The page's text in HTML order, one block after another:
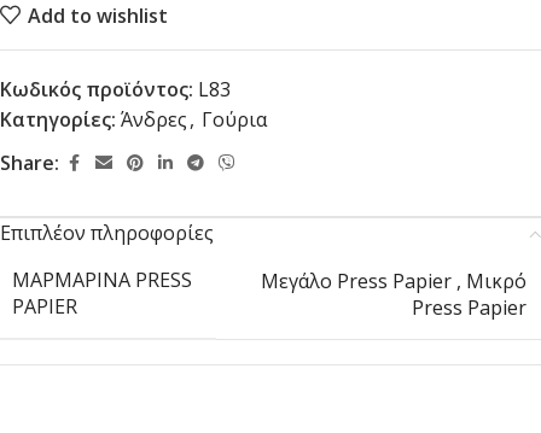
Add to wishlist
Κωδικός προϊόντος: L83
Κατηγορίες: Άνδρες, Γούρια
Share:
Επιπλέον πληροφορίες
ΜΑΡΜΆΡΙΝΑ PRESS
PAPIER
Μεγάλο Press Papier , Μικρό
Press Papier